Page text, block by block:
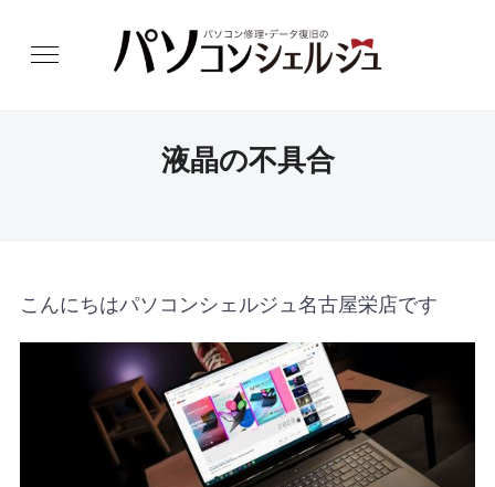
液晶の不具合
こんにちはパソコンシェルジュ名古屋栄店です